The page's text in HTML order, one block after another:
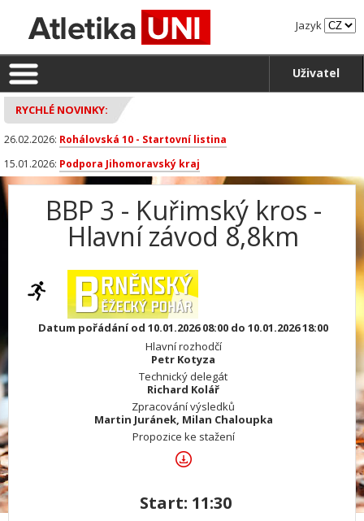
Jazyk
Uživatel
RYCHLÉ NOVINKY:
26.02.2026: Rohálovská 10 - Startovní listina
15.01.2026: Podpora Jihomoravský kraj
BBP 3 - Kuřimský kros -
Hlavní závod 8,8km
Datum pořádání od 10.01.2026 08:00 do 10.01.2026 18:00
Hlavní rozhodčí
Petr Kotyza
Technický delegát
Richard Kolář
Zpracování výsledků
Martin Juránek, Milan Chaloupka
Propozice ke stažení
Start: 11:30